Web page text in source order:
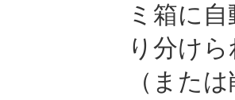
ミ箱に
り分け
（また